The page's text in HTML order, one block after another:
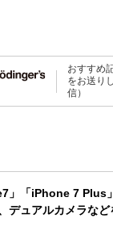
おすすめ
をお送り
信）
」「iPhone 7 Plus
デュアルカメラな